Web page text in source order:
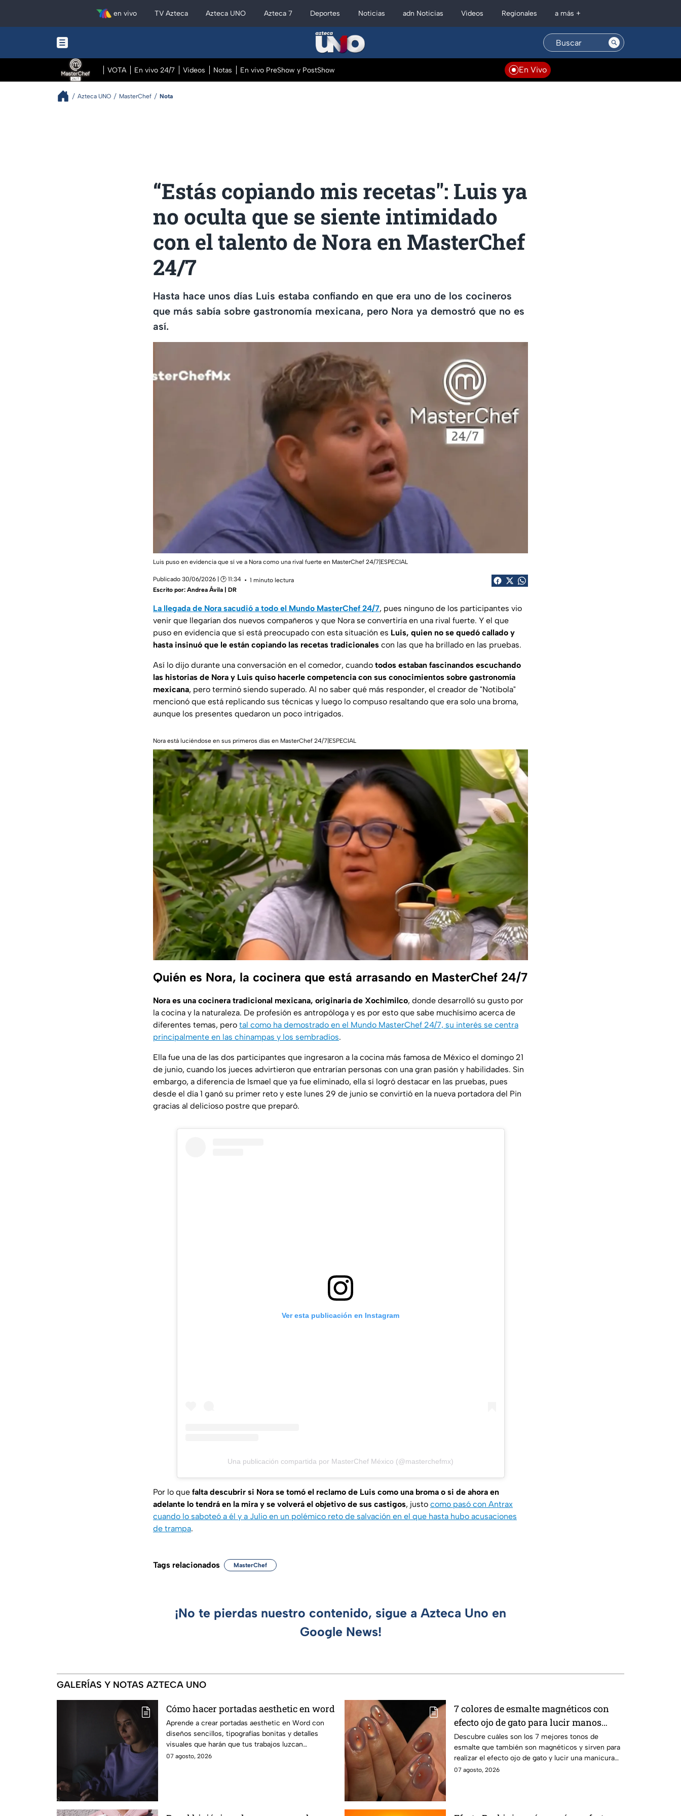
en vivo TV Azteca Azteca UNO Azteca 7 Deportes Noticias adn Noticias Videos Regionales a más +
VOTA En vivo 24/7 Videos Notas En vivo PreShow y PostShow En Vivo
Azteca UNO MasterChef Nota
“Estás copiando mis recetas": Luis ya
no oculta que se siente intimidado
con el talento de Nora en MasterChef
24/7
Hasta hace unos días Luis estaba confiando en que era uno de los cocineros
que más sabía sobre gastronomía mexicana, pero Nora ya demostró que no es
así.
Luis puso en evidencia que sí ve a Nora como una rival fuerte en MasterChef 24/7|ESPECIAL
Publicado 30/06/2026 | 🕑 11:34
1 minuto lectura
Escrito por: Andrea Ávila | DR
La llegada de Nora sacudió a todo el Mundo MasterChef 24/7, pues ninguno de los participantes vio
venir que llegarían dos nuevos compañeros y que Nora se convertiría en una rival fuerte. Y el que
puso en evidencia que sí está preocupado con esta situación es Luis, quien no se quedó callado y
hasta insinuó que le están copiando las recetas tradicionales con las que ha brillado en las pruebas.
Así lo dijo durante una conversación en el comedor, cuando todos estaban fascinandos escuchando
las historias de Nora y Luis quiso hacerle competencia con sus conocimientos sobre gastronomía
mexicana, pero terminó siendo superado. Al no saber qué más responder, el creador de "Notibola"
mencionó que está replicando sus técnicas y luego lo compuso resaltando que era solo una broma,
aunque los presentes quedaron un poco intrigados.
Nora está luciéndose en sus primeros días en MasterChef 24/7|ESPECIAL
Quién es Nora, la cocinera que está arrasando en MasterChef 24/7
Nora es una cocinera tradicional mexicana, originaria de Xochimilco, donde desarrolló su gusto por
la cocina y la naturaleza. De profesión es antropóloga y es por esto que sabe muchísimo acerca de
diferentes temas, pero tal como ha demostrado en el Mundo MasterChef 24/7, su interés se centra
principalmente en las chinampas y los sembradíos.
Ella fue una de las dos participantes que ingresaron a la cocina más famosa de México el domingo 21
de junio, cuando los jueces advirtieron que entrarían personas con una gran pasión y habilidades. Sin
embargo, a diferencia de Ismael que ya fue eliminado, ella sí logró destacar en las pruebas, pues
desde el día 1 ganó su primer reto y este lunes 29 de junio se convirtió en la nueva portadora del Pin
gracias al delicioso postre que preparó.
Ver esta publicación en Instagram
Una publicación compartida por MasterChef México (@masterchefmx)
Por lo que falta descubrir si Nora se tomó el reclamo de Luis como una broma o si de ahora en
adelante lo tendrá en la mira y se volverá el objetivo de sus castigos, justo como pasó con Antrax
cuando lo saboteó a él y a Julio en un polémico reto de salvación en el que hasta hubo acusaciones
de trampa.
Tags relacionados MasterChef
¡No te pierdas nuestro contenido, sigue a Azteca Uno en
Google News!
GALERÍAS Y NOTAS AZTECA UNO
Cómo hacer portadas aesthetic en word
Aprende a crear portadas aesthetic en Word con
diseños sencillos, tipografías bonitas y detalles
visuales que harán que tus trabajos luzcan
originales.
07 agosto, 2026
7 colores de esmalte magnéticos con
efecto ojo de gato para lucir manos
elegantes
Descubre cuáles son los 7 mejores tonos de
esmalte que también son magnéticos y sirven para
realizar el efecto ojo de gato y lucir una manicura
moderna
07 agosto, 2026